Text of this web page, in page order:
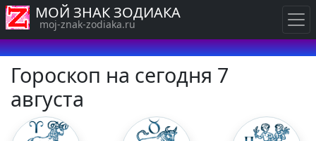
Гороскоп на сегодня 7
августа
МОЙ ЗНАК ЗОДИАКА
moj-znak-zodiaka.ru